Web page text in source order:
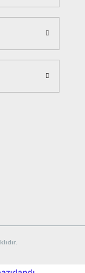
kullanarak
detaylı açıklamalar ve
tüm bilgilere
ulaştırmak için özenle
her zaman
canlı destek
memnuniyeti, en